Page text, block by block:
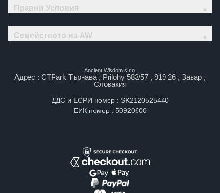
Правни Условия
Семейството на AW
Ancient Wisdom s.r.o.
Адрес : CTPark Търнава , Prilohy 583/57 , 919 26 , Завар ,
Словакия
ДДС и ЕОРИ номер : SK2120525440
ЕИК номер : 50920600